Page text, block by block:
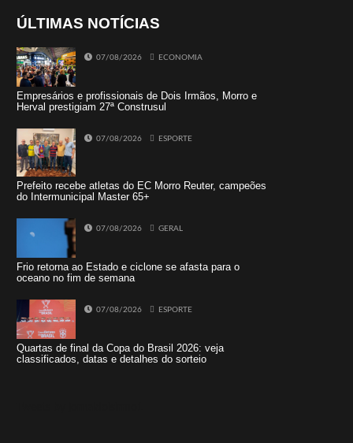
ÚLTIMAS NOTÍCIAS
07/08/2026 ECONOMIA
Empresários e profissionais de Dois Irmãos, Morro e
Herval prestigiam 27ª Construsul
07/08/2026 ESPORTE
Prefeito recebe atletas do EC Morro Reuter, campeões
do Intermunicipal Master 65+
07/08/2026 GERAL
Frio retorna ao Estado e ciclone se afasta para o
oceano no fim de semana
07/08/2026 ESPORTE
Quartas de final da Copa do Brasil 2026: veja
classificados, datas e detalhes do sorteio